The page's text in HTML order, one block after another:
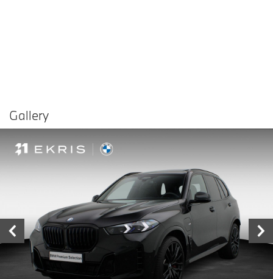
Contact dealer
Prijs € 114.900,-
Maandprijs € 1.227,68
Gallery